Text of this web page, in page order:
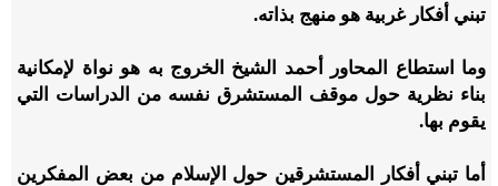
تبني أفكار غربية هو منهج بذاته.
وما استطاع المحاور أحمد الشيخ الخروج به هو نواة لإمكانية
بناء نظرية حول موقف المستشرق نفسه من الدراسات التي
يقوم بها.
أما تبني أفكار المستشرقين حول الإسلام من بعض المفكرين